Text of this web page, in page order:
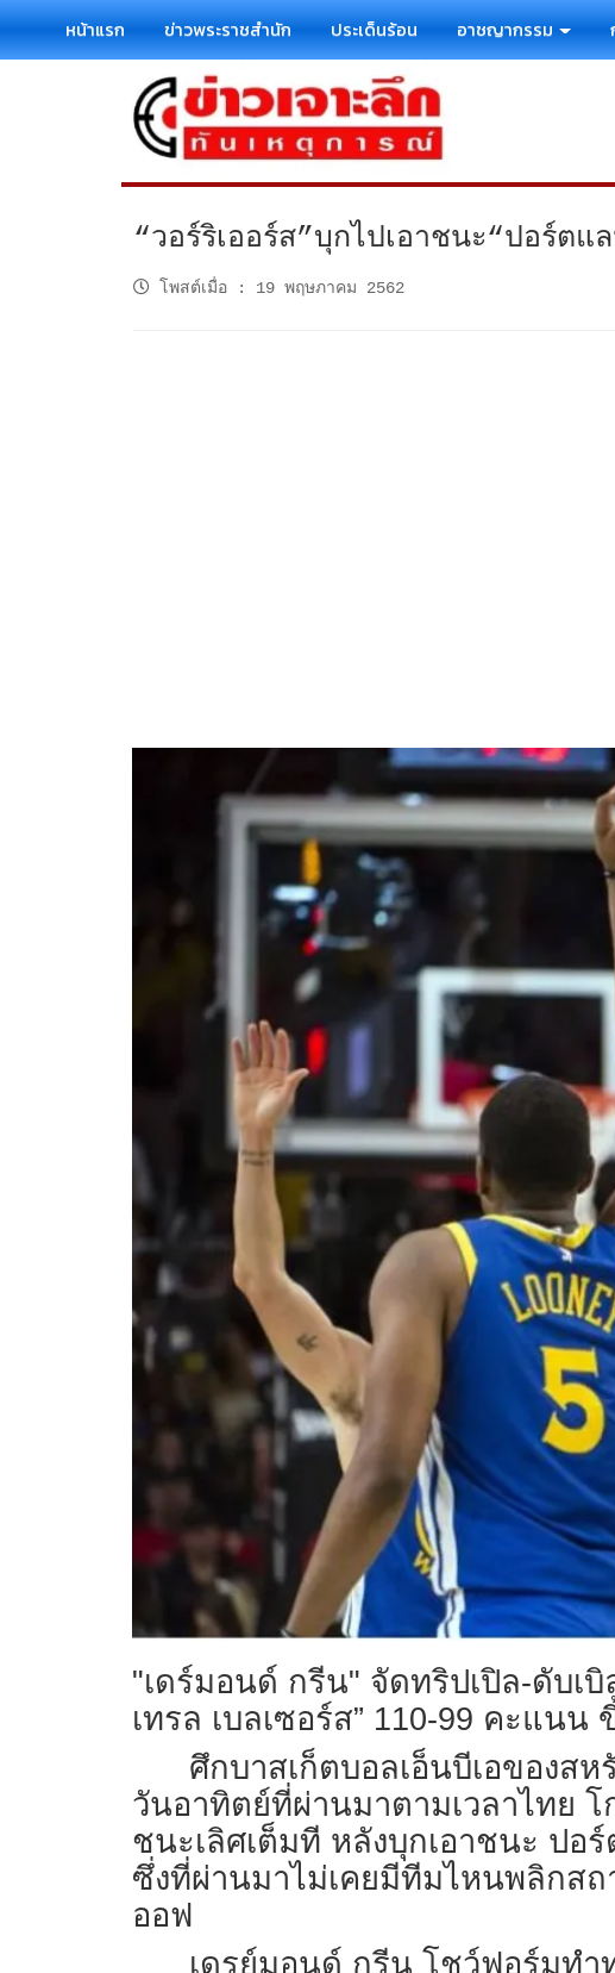
หน้าแรก ข่าวพระราชสำนัก ประเด็นร้อน อาชญากรรม
“วอร์ริเออร์ส”บุกไปเอาชนะ“ปอร์ต
โพสต์เมื่อ : 19 พฤษภาคม 2562
"เดร์มอนด์ กรีน" จัดทริปเปิล-ดับเ
เทรล เบลเซอร์ส” 110-99 คะแน
ศึกบาสเก็ตบอลเอ็นบีเอของส
วันอาทิตย์ที่ผ่านมาตามเวลาไทย โ
ชนะเลิศเต็มที หลังบุกเอาชนะ ปอ
ซึ่งที่ผ่านมาไม่เคยมีทีมไหนพลิกส
ออฟ
เดรย์มอนด์ กรีน โชว์ฟอร์มทำ